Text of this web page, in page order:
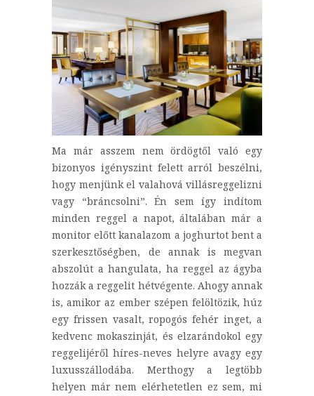
Ma már asszem nem ördögtől való egy
bizonyos igényszint felett arról beszélni,
hogy menjünk el valahová villásreggelizni
vagy “bráncsolni”. Én sem így indítom
minden reggel a napot, általában már a
monitor előtt kanalazom a joghurtot bent a
szerkesztőségben, de annak is megvan
abszolút a hangulata, ha reggel az ágyba
hozzák a reggelit hétvégente. Ahogy annak
is, amikor az ember szépen felöltözik, húz
egy frissen vasalt, ropogós fehér inget, a
kedvenc mokaszinját, és elzarándokol egy
reggelijéről híres-neves helyre avagy egy
luxusszállodába. Merthogy a legtöbb
helyen már nem elérhetetlen ez sem, mi